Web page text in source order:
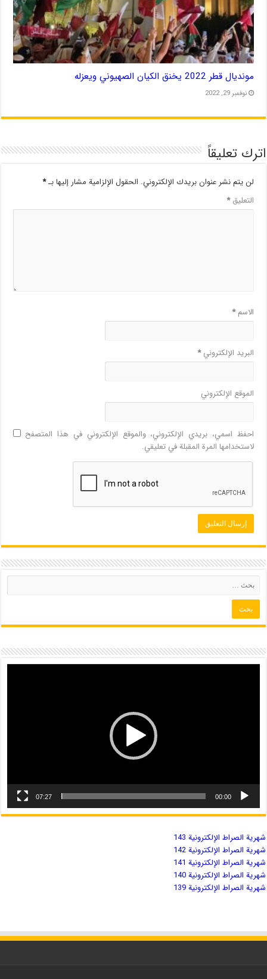
مونديال قطر 2022 يخنق الكيان الصهيوني ويعزله
نوفمبر 29, 2022
اترك تعليقاً
لن يتم نشر عنوان بريدك الإلكتروني. الحقول الإلزامية مشار إليها بـ*
التعليق*
الاسم*
البريد الإلكتروني*
الموقع الإلكتروني
احفظ اسمي، بريدي الإلكتروني، والموقع الإلكتروني في هذا المتصفح
لاستخدامها المرة المقبلة في تعليقي.
00:00
07:27
شهریة الصراط الإلكترونية 143
شهریة الصراط الإلكترونية 142
شهریة الصراط الإلكترونية 141
شهریة الصراط الإلكترونية 140
شهریة الصراط الإلكترونية 139